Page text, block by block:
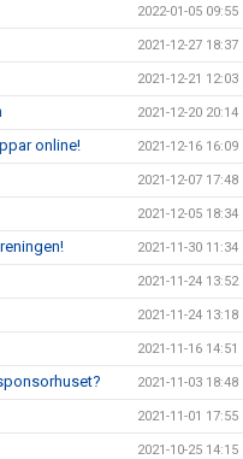
2022-01-05 09:55
2021-12-27 18:37
2021-12-21 12:03
2021-12-20 20:14
online! 2021-12-16 16:09
2021-12-07 17:48
2021-12-05 18:34
2021-11-30 11:34
2021-11-24 13:52
2021-11-24 13:18
2021-11-16 14:51
2021-11-03 18:48
2021-11-01 17:55
2021-10-25 14:15